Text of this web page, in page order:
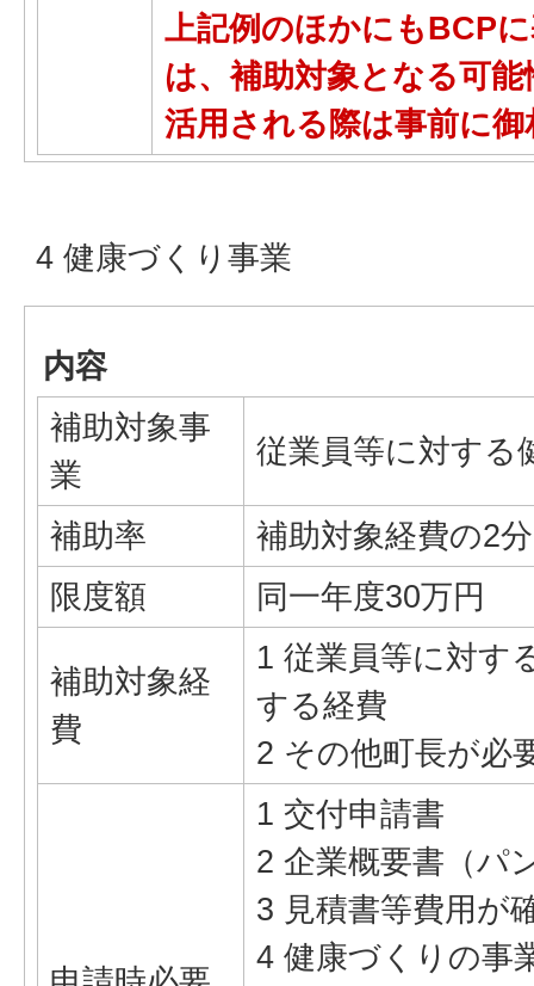
上記例のほかにもBCP
は、補助対象となる可
活用される際は事前に
4 健康づくり事業
内容
補助対象事
業
従業員等に対する
補助率
補助対象経費の2
限度額
同一年度30万円
補助対象経
費
1 従業員等に対す
する経費
2 その他町長が必
1 交付申請書
2 企業概要書（パ
3 見積書等費用が
4 健康づくりの事